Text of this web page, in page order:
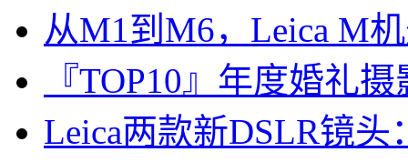
从M1到M6，Leica M
『TOP10』年度婚礼
Leica两款新DSLR镜头